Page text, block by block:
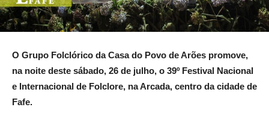
O Grupo Folclórico da Casa do Povo de Arões promove,
na noite deste sábado, 26 de julho, o 39º Festival Nacional
e Internacional de Folclore, na Arcada, centro da cidade de
Fafe.